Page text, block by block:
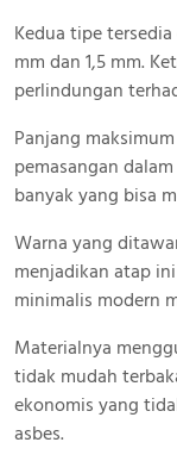
Kedua tipe
mm dan 1,5 mm.
perlindungan
Panjang
pemasangan
banyak yang bisa
Warna yang
menjadikan atap
minimalis modern
Materialnya
tidak mudah
ekonomis yang
asbes.